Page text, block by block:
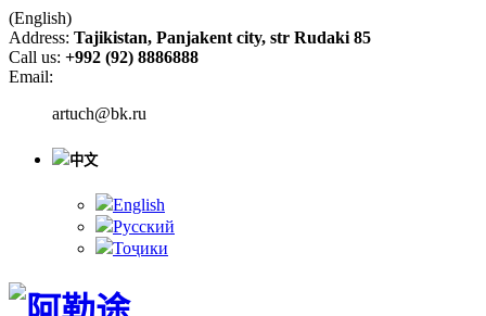
(English)
Address: Tajikistan, Panjakent city, str Rudaki 85
Call us: +992 (92) 8886888
Email:
artuch@bk.ru
中文
English
Русский
Тоҷики